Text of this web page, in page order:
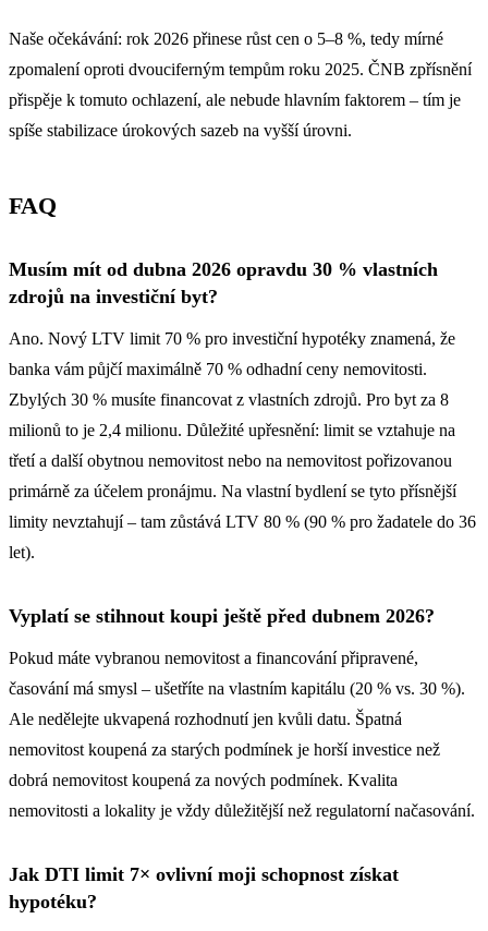
Naše očekávání: rok 2026 přinese růst cen o 5–8 %, tedy mírné
zpomalení oproti dvouciferným tempům roku 2025. ČNB zpřísnění
přispěje k tomuto ochlazení, ale nebude hlavním faktorem – tím je
spíše stabilizace úrokových sazeb na vyšší úrovni.
FAQ
Musím mít od dubna 2026 opravdu 30 % vlastních
zdrojů na investiční byt?
Ano. Nový LTV limit 70 % pro investiční hypotéky znamená, že
banka vám půjčí maximálně 70 % odhadní ceny nemovitosti.
Zbylých 30 % musíte financovat z vlastních zdrojů. Pro byt za 8
milionů to je 2,4 milionu. Důležité upřesnění: limit se vztahuje na
třetí a další obytnou nemovitost nebo na nemovitost pořizovanou
primárně za účelem pronájmu. Na vlastní bydlení se tyto přísnější
limity nevztahují – tam zůstává LTV 80 % (90 % pro žadatele do 36
let).
Vyplatí se stihnout koupi ještě před dubnem 2026?
Pokud máte vybranou nemovitost a financování připravené,
časování má smysl – ušetříte na vlastním kapitálu (20 % vs. 30 %).
Ale nedělejte ukvapená rozhodnutí jen kvůli datu. Špatná
nemovitost koupená za starých podmínek je horší investice než
dobrá nemovitost koupená za nových podmínek. Kvalita
nemovitosti a lokality je vždy důležitější než regulatorní načasování.
Jak DTI limit 7× ovlivní moji schopnost získat
hypotéku?